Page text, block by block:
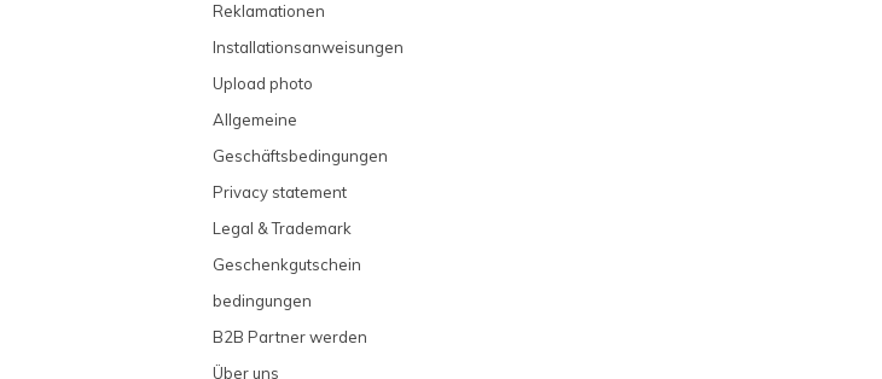
Reklamationen
Installationsanweisungen
Upload photo
Allgemeine
Geschäftsbedingungen
Privacy statement
Legal & Trademark
Geschenkgutschein
bedingungen
B2B Partner werden
Über uns